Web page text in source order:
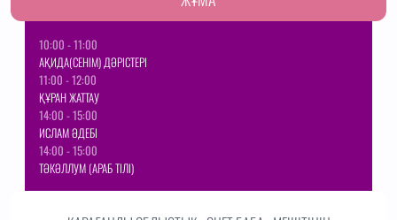
10:00 - 11:00
АҚИДА(СЕНІМ) ДӘРІСТЕРІ
11:00 - 12:00
ҚҰРАН ЖАТТАУ
14:00 - 15:00
ИСЛАМ ӘДЕБІ
14:00 - 15:00
ТӘКӘЛЛУМ (АРАБ ТІЛІ)